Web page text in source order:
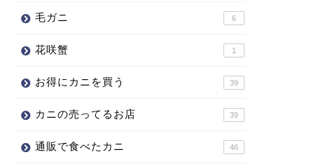
毛ガニ 6
花咲蟹 1
お得にカニを買う 39
カニの売ってるお店 39
通販で食べたカニ 46